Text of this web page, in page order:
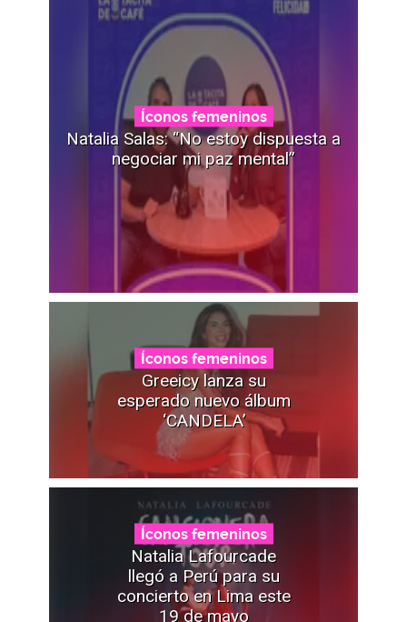
Íconos femeninos
Natalia Salas: “No estoy dispuesta a
negociar mi paz mental”
Íconos femeninos
Greeicy lanza su
esperado nuevo álbum
‘CANDELA’
Íconos femeninos
Natalia Lafourcade
llegó a Perú para su
concierto en Lima este
19 de mayo